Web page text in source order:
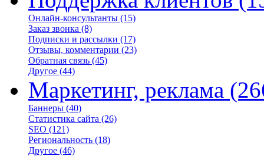
Онлайн-консультанты (15)
Заказ звонка (8)
Подписки и рассылки (17)
Отзывы, комментарии (23)
Обратная связь (45)
Другое (44)
Маркетинг, реклама
Баннеры (40)
Статистика сайта (26)
SEO (121)
Региональность (18)
Другое (46)